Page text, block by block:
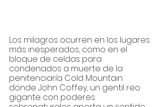
Los milagros ocurren en los lugares
más inesperados, como en el
bloque de celdas para
condenados a muerte de la
penitenciaría Cold Mountain
donde John Coffey, un gentil reo
gigante con poderes